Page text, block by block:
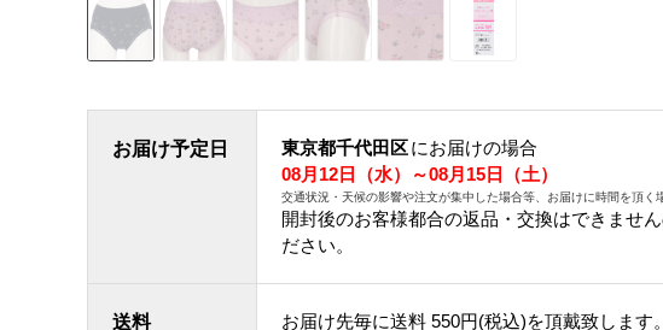
お届け予定日 東京都千代田区にお届けの場合
08月12日（水）～08月15日（土）
交通状況・天候の影響や注文が集中した場合等、お届けに時間を頂く
開封後のお客様都合の返品・交換はできません
ださい。
送料 お届け先毎に送料 550円(税込)を頂戴致します。